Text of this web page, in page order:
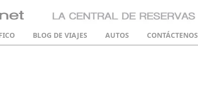
BLOG DE VIAJES AUTOS CONTÁCTENOS